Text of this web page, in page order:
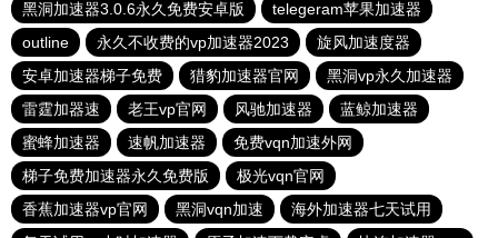
黑洞加速器3.0.6永久免费安卓版
telegeram苹果加速器
outline
永久不收费的vp加速器2023
旋风加速度器
安卓加速器梯子免费
猎豹加速器官网
黑洞vp永久加速器
雷霆加器速
老王vp官网 风驰加速器
蓝鲸加速器
蜜蜂加速器
速帆加速器
免费vqn加速外网
梯子免费加速器永久免费版
极光vqn官网
香蕉加速器vp官网
黑洞vqn加速
海外加速器七天试用